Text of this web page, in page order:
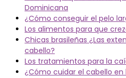
Dominicana
¿Cómo conseguir el pelo
Los alimentos para que
Chicas brasileñas ¿Las
cabello?
Los tratamientos para la
¿Cómo cuidar el cabello en